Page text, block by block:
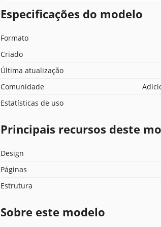
Especificações do modelo
Formato
Criado
Última atualização
Comunidade
Estatísticas de uso
Principais recursos deste
Design
Páginas
Estrutura
Sobre este modelo